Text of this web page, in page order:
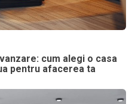
cum alegi o casa
pentru afacerea ta